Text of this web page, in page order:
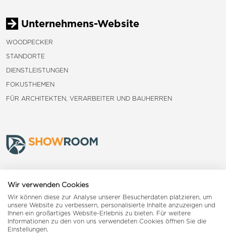
Unternehmens-Website
WOODPECKER
STANDORTE
DIENSTLEISTUNGEN
FOKUSTHEMEN
FÜR ARCHITEKTEN, VERARBEITER UND BAUHERREN
Landquart
Reiden
Wir verwenden Cookies
Wir können diese zur Analyse unserer Besucherdaten platzieren, um
unsere Website zu verbessern, personalisierte Inhalte anzuzeigen und
Ihnen ein großartiges Website-Erlebnis zu bieten. Für weitere
Informationen zu den von uns verwendeten Cookies öffnen Sie die
Einstellungen.